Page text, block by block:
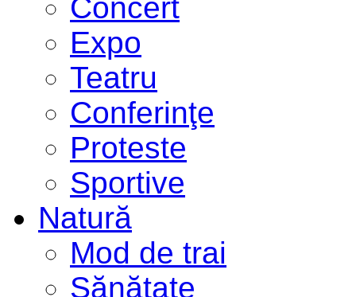
Concert
Expo
Teatru
Conferinţe
Proteste
Sportive
Natură
Mod de trai
Sănătate